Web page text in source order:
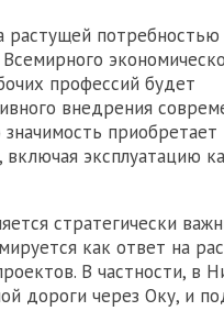
растущей потребностью
профессий будет
внедрения
приобретает
эксплуатацию
стратегически
как ответ на
В частности, в
дороги через Оку, и